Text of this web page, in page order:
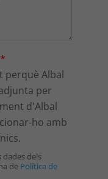
*
perquè Albal
per
d'Albal
ho amb
dades dels
de Política de